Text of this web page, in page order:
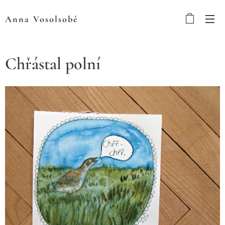
Anna Vosolsobě
Chřástal polní